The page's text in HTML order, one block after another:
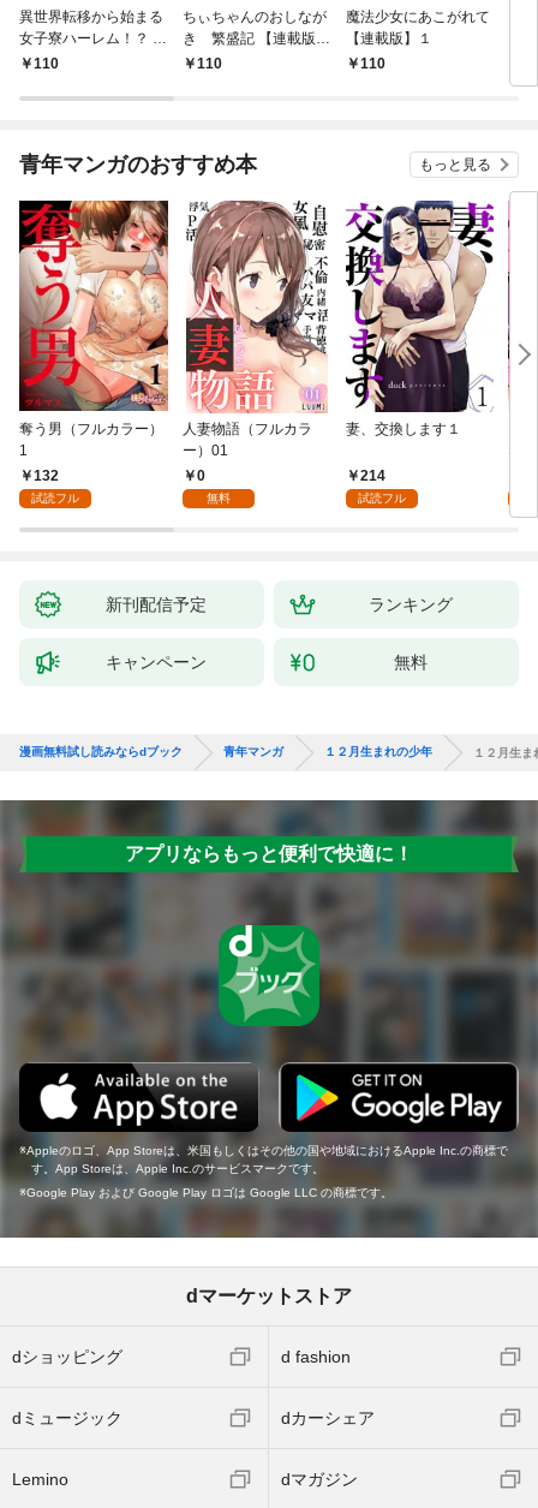
異世界転移から始まる
女子寮ハーレム！？ ～
管理人として働く人間
【連載版】０
110
ちぃちゃんのおしなが
き 繁盛記 【連載版】
１110
魔法少女にあこがれて
【連載版】１
110
青年マンガのおすすめ本 もっと見る
奪う男（フルカラー）
1
132
試読フル
人妻物語（フルカラ
ー）01
0
無料
妻、交換します１
214
試読フル
な
新刊配信予定 ランキング
キャンペーン 無料
漫画無料試し読みならdブック 青年マンガ １２月生まれの少年 １２月生
アプリならもっと便利で快適に！
Appleのロゴ、App Storeは、米国もしくはその他の国や地域におけるApple Inc.の商標で
す。App Storeは、Apple Inc.のサービスマークです。
Google Play および Google Play ロゴは Google LLC の商標です。
dマーケットストア
dショッピング d fashion
dミュージック dカーシェア
Lemino dマガジン